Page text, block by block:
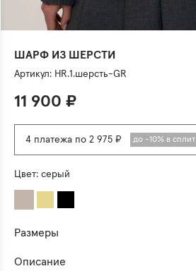
ШАРФ ИЗ ШЕРСТИ
Артикул: HR.1.шерсть-GR
11 900 ₽
4 платежа по 2 975 ₽ до -10% в сплит
Цвет: серый
Размеры
Описание